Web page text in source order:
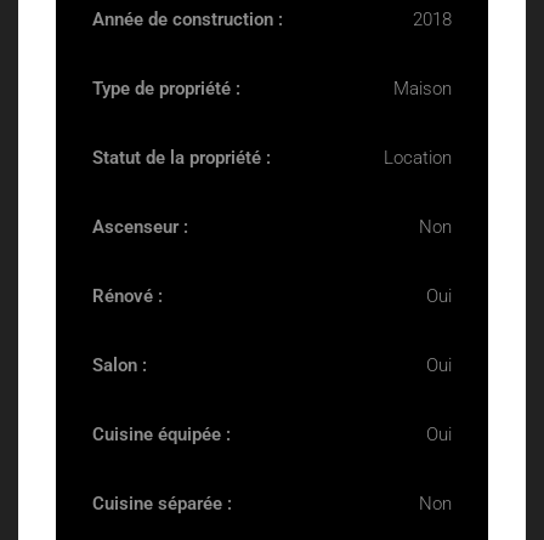
Année de construction : 2018
Type de propriété : Maison
Statut de la propriété : Location
Ascenseur : Non
Rénové : Oui
Salon : Oui
Cuisine équipée : Oui
Cuisine séparée : Non